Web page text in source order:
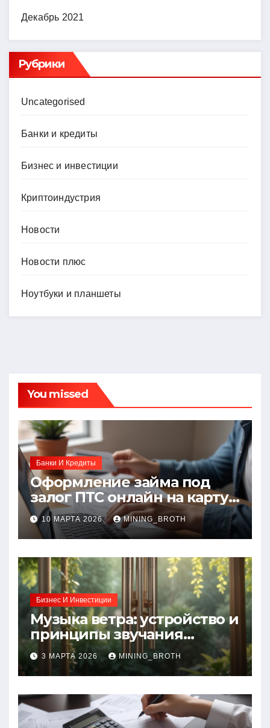
Декабрь 2021
Рубрики
Uncategorised
Банки и кредиты
Бизнес и инвестиции
Криптоиндустрия
Новости
Новости плюс
Ноутбуки и планшеты
You missed
Банки И Кредиты
Оформление займа под
залог ПТС онлайн на карту
без визита в офис: порядок,
требования и документы
10 МАРТА 2026 MINING_BROTH
Бизнес И Инвестиции
Музыка ветра: устройство и
принципы звучания
колокольчиков
3 МАРТА 2026 MINING_BROTH